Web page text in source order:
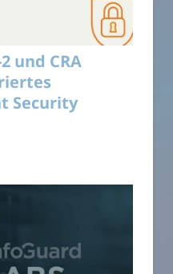
und CRA
Security